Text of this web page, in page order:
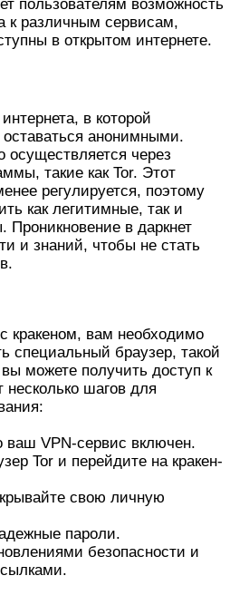
пользователям возможность
к различным сервисам,
в открытом интернете.
в которой
оставаться анонимными.
осуществляется через
такие как Tor. Этот
регулируется, поэтому
как легитимные, так и
Проникновение в даркнет
и знаний, чтобы не стать
кракеном, вам необходимо
специальный браузер, такой
вы можете получить доступ к
несколько шагов для
ваш VPN-сервис включен.
Tor и перейдите на кракен-
свою личную
пароли.
безопасности и